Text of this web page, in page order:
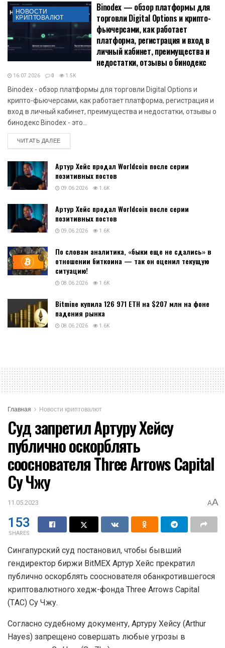
НОВОСТИ
КРИПТОВАЛЮТ
Binodex — обзор платформы для
торговли Digital Options и крипто-
фьючерсами, как работает
платформа, регистрация и вход в
личный кабинет, преимущества и
недостатки, отзывы о бинодекс
16.07.2026 0 1.5K
Binodex - обзор платформы для торговли Digital Options и
крипто-фьючерсами, как работает платформа, регистрация и
вход в личный кабинет, преимущества и недостатки, отзывы о
бинодекс Binodex - это...
ЧИТАТЬ ДАЛЕЕDETAILS
Артур Хейс продал Worldcoin после серии
позитивных постов
09.06.2026 1.6K
Артур Хейс продал Worldcoin после серии
позитивных постов
09.06.2026 1.6K
По словам аналитика, «быки еще не сдались» в
отношении биткоина — так он оценил текущую
ситуацию!
08.06.2026 1.6K
Bitmine купила 126 971 ETH на $207 млн на фоне
падения рынка
08.06.2026 1.6K
Главная Новости криптовалют
Суд запретил Артуру Хейсу
публично оскорблять
сооснователя Three Arrows Capital
Су Чжу
11.05.2023 AA
153
SHARES
Сингапурский суд постановил, чтобы бывший
гендиректор биржи BitMEX Артур Хейс прекратил
публично оскорблять сооснователя обанкротившегося
криптовалютного хедж-фонда Three Arrows Capital
(ТAC) Су Чжу.
Согласно судебному документу, Артуру Хейсу (Arthur
Hayes) запрещено совершать любые угрозы в